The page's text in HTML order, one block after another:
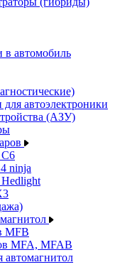
автомобиль
автоэлектроники
(АЗУ)
ninja
MFB
MFA, MFAB